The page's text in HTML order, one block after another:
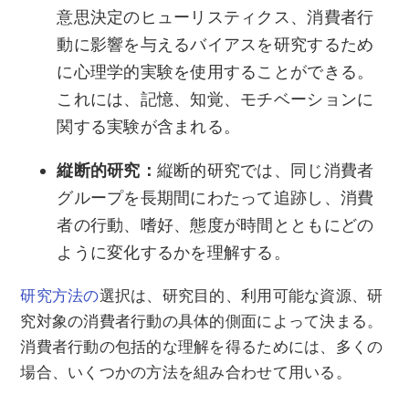
意思決定のヒューリスティクス、消費者行
動に影響を与えるバイアスを研究するため
に心理学的実験を使用することができる。
これには、記憶、知覚、モチベーションに
関する実験が含まれる。
縦断的研究： 縦断的研究では、同じ消費者
グループを長期間にわたって追跡し、消費
者の行動、嗜好、態度が時間とともにどの
ように変化するかを理解する。
研究方法の選択は、研究目的、利用可能な資源、研
究対象の消費者行動の具体的側面によって決まる。
消費者行動の包括的な理解を得るためには、多くの
場合、いくつかの方法を組み合わせて用いる。